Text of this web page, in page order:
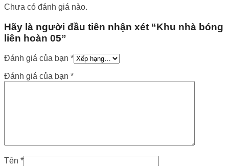
Chưa có đánh giá nào.
Hãy là người đầu tiên nhận xét “Khu nhà bóng
liên hoàn 05”
Đánh giá của bạn *
Đánh giá của bạn *
Tên *